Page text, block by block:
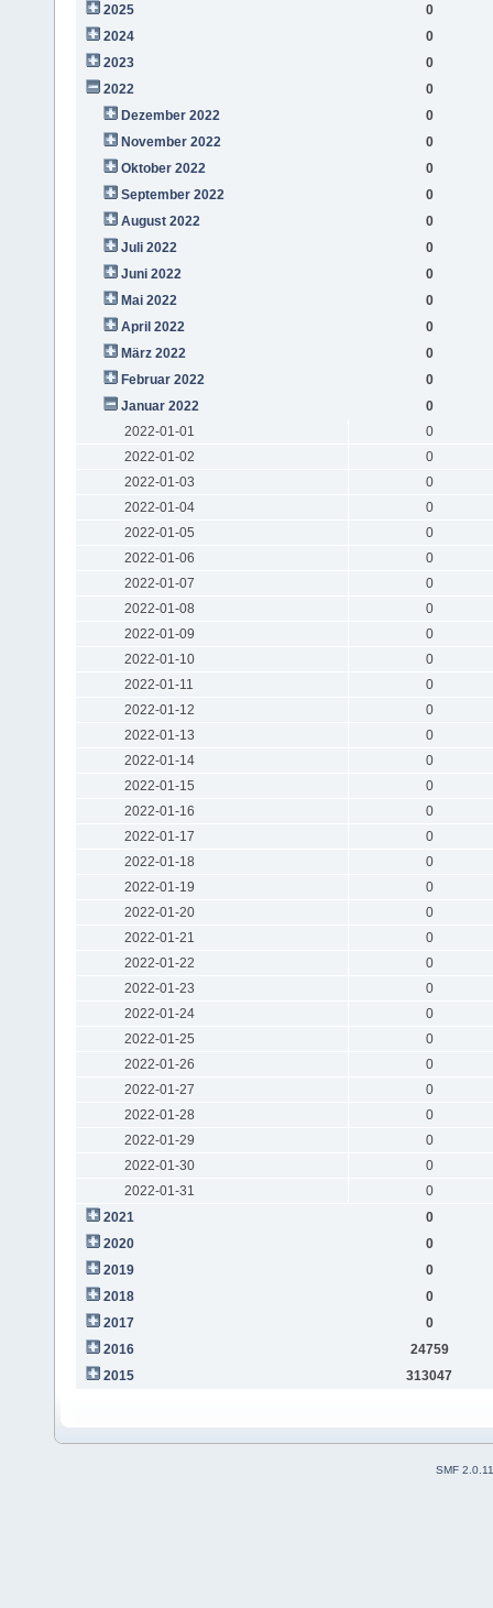
2025
0
2024
0
2023
0
2022
0
Dezember 2022
0
November 2022
0
Oktober 2022
0
September 2022
0
August 2022
0
Juli 2022
0
Juni 2022
0
Mai 2022
0
April 2022
0
März 2022
0
Februar 2022
0
Januar 2022
0
2022-01-01
0
2022-01-02
0
2022-01-03
0
2022-01-04
0
2022-01-05
0
2022-01-06
0
2022-01-07
0
2022-01-08
0
2022-01-09
0
2022-01-10
0
2022-01-11
0
2022-01-12
0
2022-01-13
0
2022-01-14
0
2022-01-15
0
2022-01-16
0
2022-01-17
0
2022-01-18
0
2022-01-19
0
2022-01-20
0
2022-01-21
0
2022-01-22
0
2022-01-23
0
2022-01-24
0
2022-01-25
0
2022-01-26
0
2022-01-27
0
2022-01-28
0
2022-01-29
0
2022-01-30
0
2022-01-31
0
2021
0
2020
0
2019
0
2018
0
2017
0
2016
24759
2015
313047
SMF 2.0.11